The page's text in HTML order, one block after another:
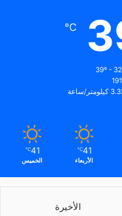
℃
ساعة
41
℃
الأربعاء
41
℃
الخميس
الأخيرة